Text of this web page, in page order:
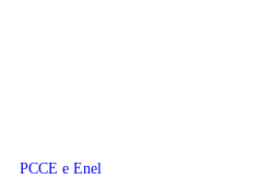
PCCE e Enel